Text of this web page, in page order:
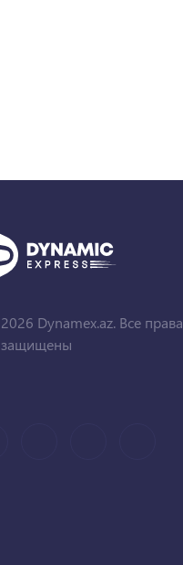
2026 Dynamex.az. Все права
защищены